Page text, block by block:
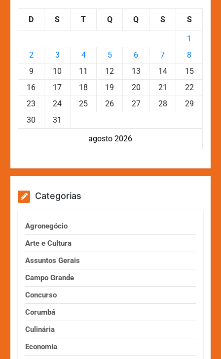
agosto 2026
D S T Q Q S S
1
2
3 4 5 6 7
8
9
10 11 12 13 14
15
16
17 18 19 20 21
22
23
24 25 26 27 28
29
30
31
Categorias
Agronegócio
Arte e Cultura
Assuntos Gerais
Campo Grande
Concurso
Corumbá
Culinária
Economia